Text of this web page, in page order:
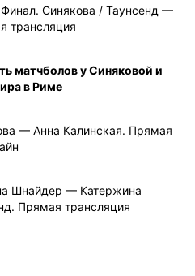
Синякова / Таунсенд —
трансляция
матчболов у Синяковой и
в Риме
— Анна Калинская. Прямая
Шнайдер — Катержина
Прямая трансляция